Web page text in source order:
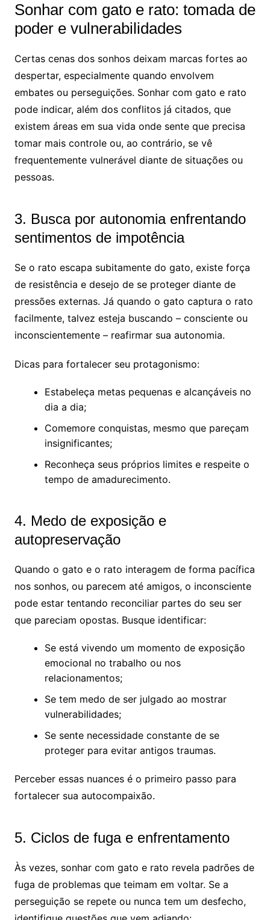
Sonhar com gato e rato: tomada de
poder e vulnerabilidades
Certas cenas dos sonhos deixam marcas fortes ao
despertar, especialmente quando envolvem
embates ou perseguições. Sonhar com gato e rato
pode indicar, além dos conflitos já citados, que
existem áreas em sua vida onde sente que precisa
tomar mais controle ou, ao contrário, se vê
frequentemente vulnerável diante de situações ou
pessoas.
3. Busca por autonomia enfrentando
sentimentos de impotência
Se o rato escapa subitamente do gato, existe força
de resistência e desejo de se proteger diante de
pressões externas. Já quando o gato captura o rato
facilmente, talvez esteja buscando – consciente ou
inconscientemente – reafirmar sua autonomia.
Dicas para fortalecer seu protagonismo:
Estabeleça metas pequenas e alcançáveis no
dia a dia;
Comemore conquistas, mesmo que pareçam
insignificantes;
Reconheça seus próprios limites e respeite o
tempo de amadurecimento.
4. Medo de exposição e
autopreservação
Quando o gato e o rato interagem de forma pacífica
nos sonhos, ou parecem até amigos, o inconsciente
pode estar tentando reconciliar partes do seu ser
que pareciam opostas. Busque identificar:
Se está vivendo um momento de exposição
emocional no trabalho ou nos
relacionamentos;
Se tem medo de ser julgado ao mostrar
vulnerabilidades;
Se sente necessidade constante de se
proteger para evitar antigos traumas.
Perceber essas nuances é o primeiro passo para
fortalecer sua autocompaixão.
5. Ciclos de fuga e enfrentamento
Às vezes, sonhar com gato e rato revela padrões de
fuga de problemas que teimam em voltar. Se a
perseguição se repete ou nunca tem um desfecho,